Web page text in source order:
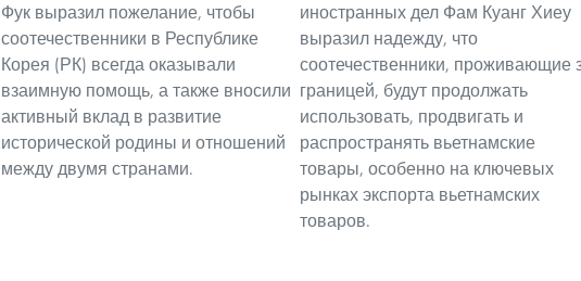
Фук выразил пожелание, чтобы
соотечественники в Республике
Корея (РК) всегда оказывали
взаимную помощь, а также вносили
активный вклад в развитие
исторической родины и отношений
между двумя странами.
иностранных дел Фам Куанг Хиеу
выразил надежду, что
соотечественники, проживающие
границей, будут продолжать
использовать, продвигать и
распространять вьетнамские
товары, особенно на ключевых
рынках экспорта вьетнамских
товаров.